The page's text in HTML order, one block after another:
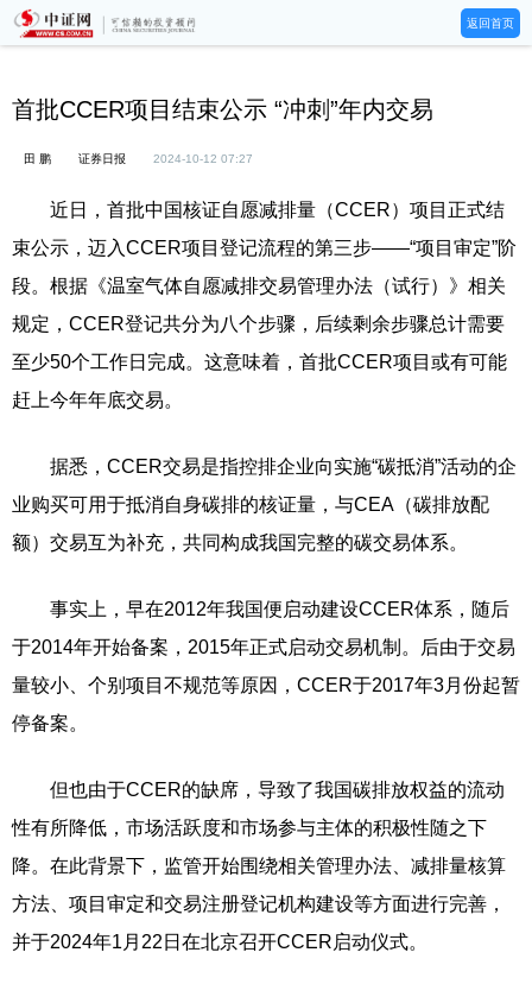
返回首页
首批CCER项目结束公示 “冲刺”年内交易
田 鹏 证券日报 2024-10-12 07:27
近日，首批中国核证自愿减排量（CCER）项目正式结
束公示，迈入CCER项目登记流程的第三步——“项目审定”阶
段。根据《温室气体自愿减排交易管理办法（试行）》相关
规定，CCER登记共分为八个步骤，后续剩余步骤总计需要
至少50个工作日完成。这意味着，首批CCER项目或有可能
赶上今年年底交易。
据悉，CCER交易是指控排企业向实施“碳抵消”活动的企
业购买可用于抵消自身碳排的核证量，与CEA（碳排放配
额）交易互为补充，共同构成我国完整的碳交易体系。
事实上，早在2012年我国便启动建设CCER体系，随后
于2014年开始备案，2015年正式启动交易机制。后由于交易
量较小、个别项目不规范等原因，CCER于2017年3月份起暂
停备案。
但也由于CCER的缺席，导致了我国碳排放权益的流动
性有所降低，市场活跃度和市场参与主体的积极性随之下
降。在此背景下，监管开始围绕相关管理办法、减排量核算
方法、项目审定和交易注册登记机构建设等方面进行完善，
并于2024年1月22日在北京召开CCER启动仪式。